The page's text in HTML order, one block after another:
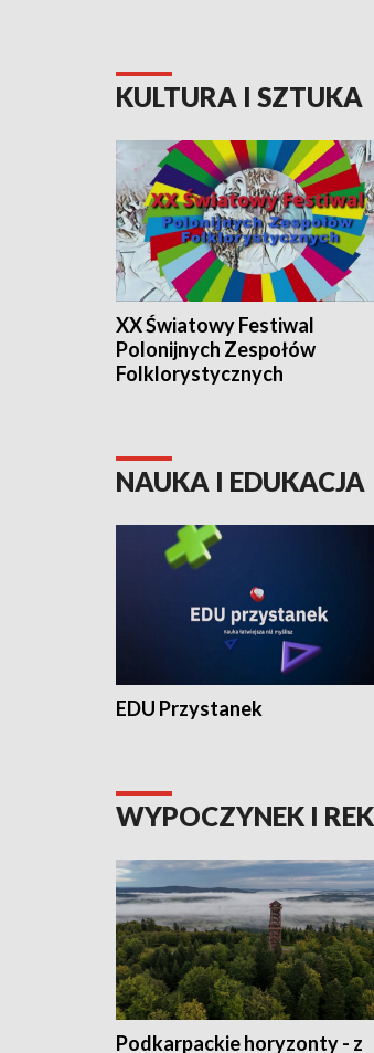
KULTURA I SZTUKA
XX Światowy Festiwal
Polonijnych Zespołów
Folklorystycznych
NAUKA I EDUKACJA
EDU Przystanek
WYPOCZYNEK I
Podkarpackie horyzonty - z